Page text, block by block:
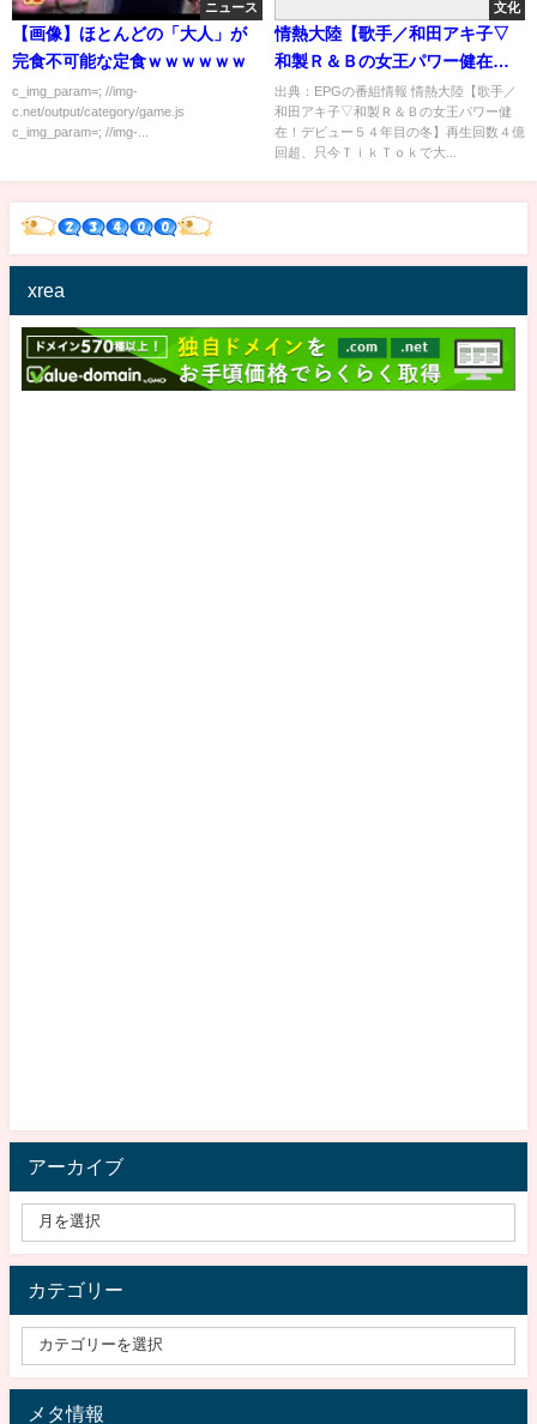
ニュース
【画像】ほとんどの「大人」が
完食不可能な定食ｗｗｗｗｗｗ
c_img_param=; //img-
c.net/output/category/game.js
c_img_param=; //img-...
文化
情熱大陸【歌手／和田アキ子▽
和製Ｒ＆Ｂの女王パワー健在！
デビュー５４年目の冬】[字]…の
番組内容解析まとめ
出典：EPGの番組情報 情熱大陸【歌手／
和田アキ子▽和製Ｒ＆Ｂの女王パワー健
在！デビュー５４年目の冬】再生回数４億
回超、只今ＴｉｋＴｏｋで大...
xrea
アーカイブ
カテゴリー
メタ情報